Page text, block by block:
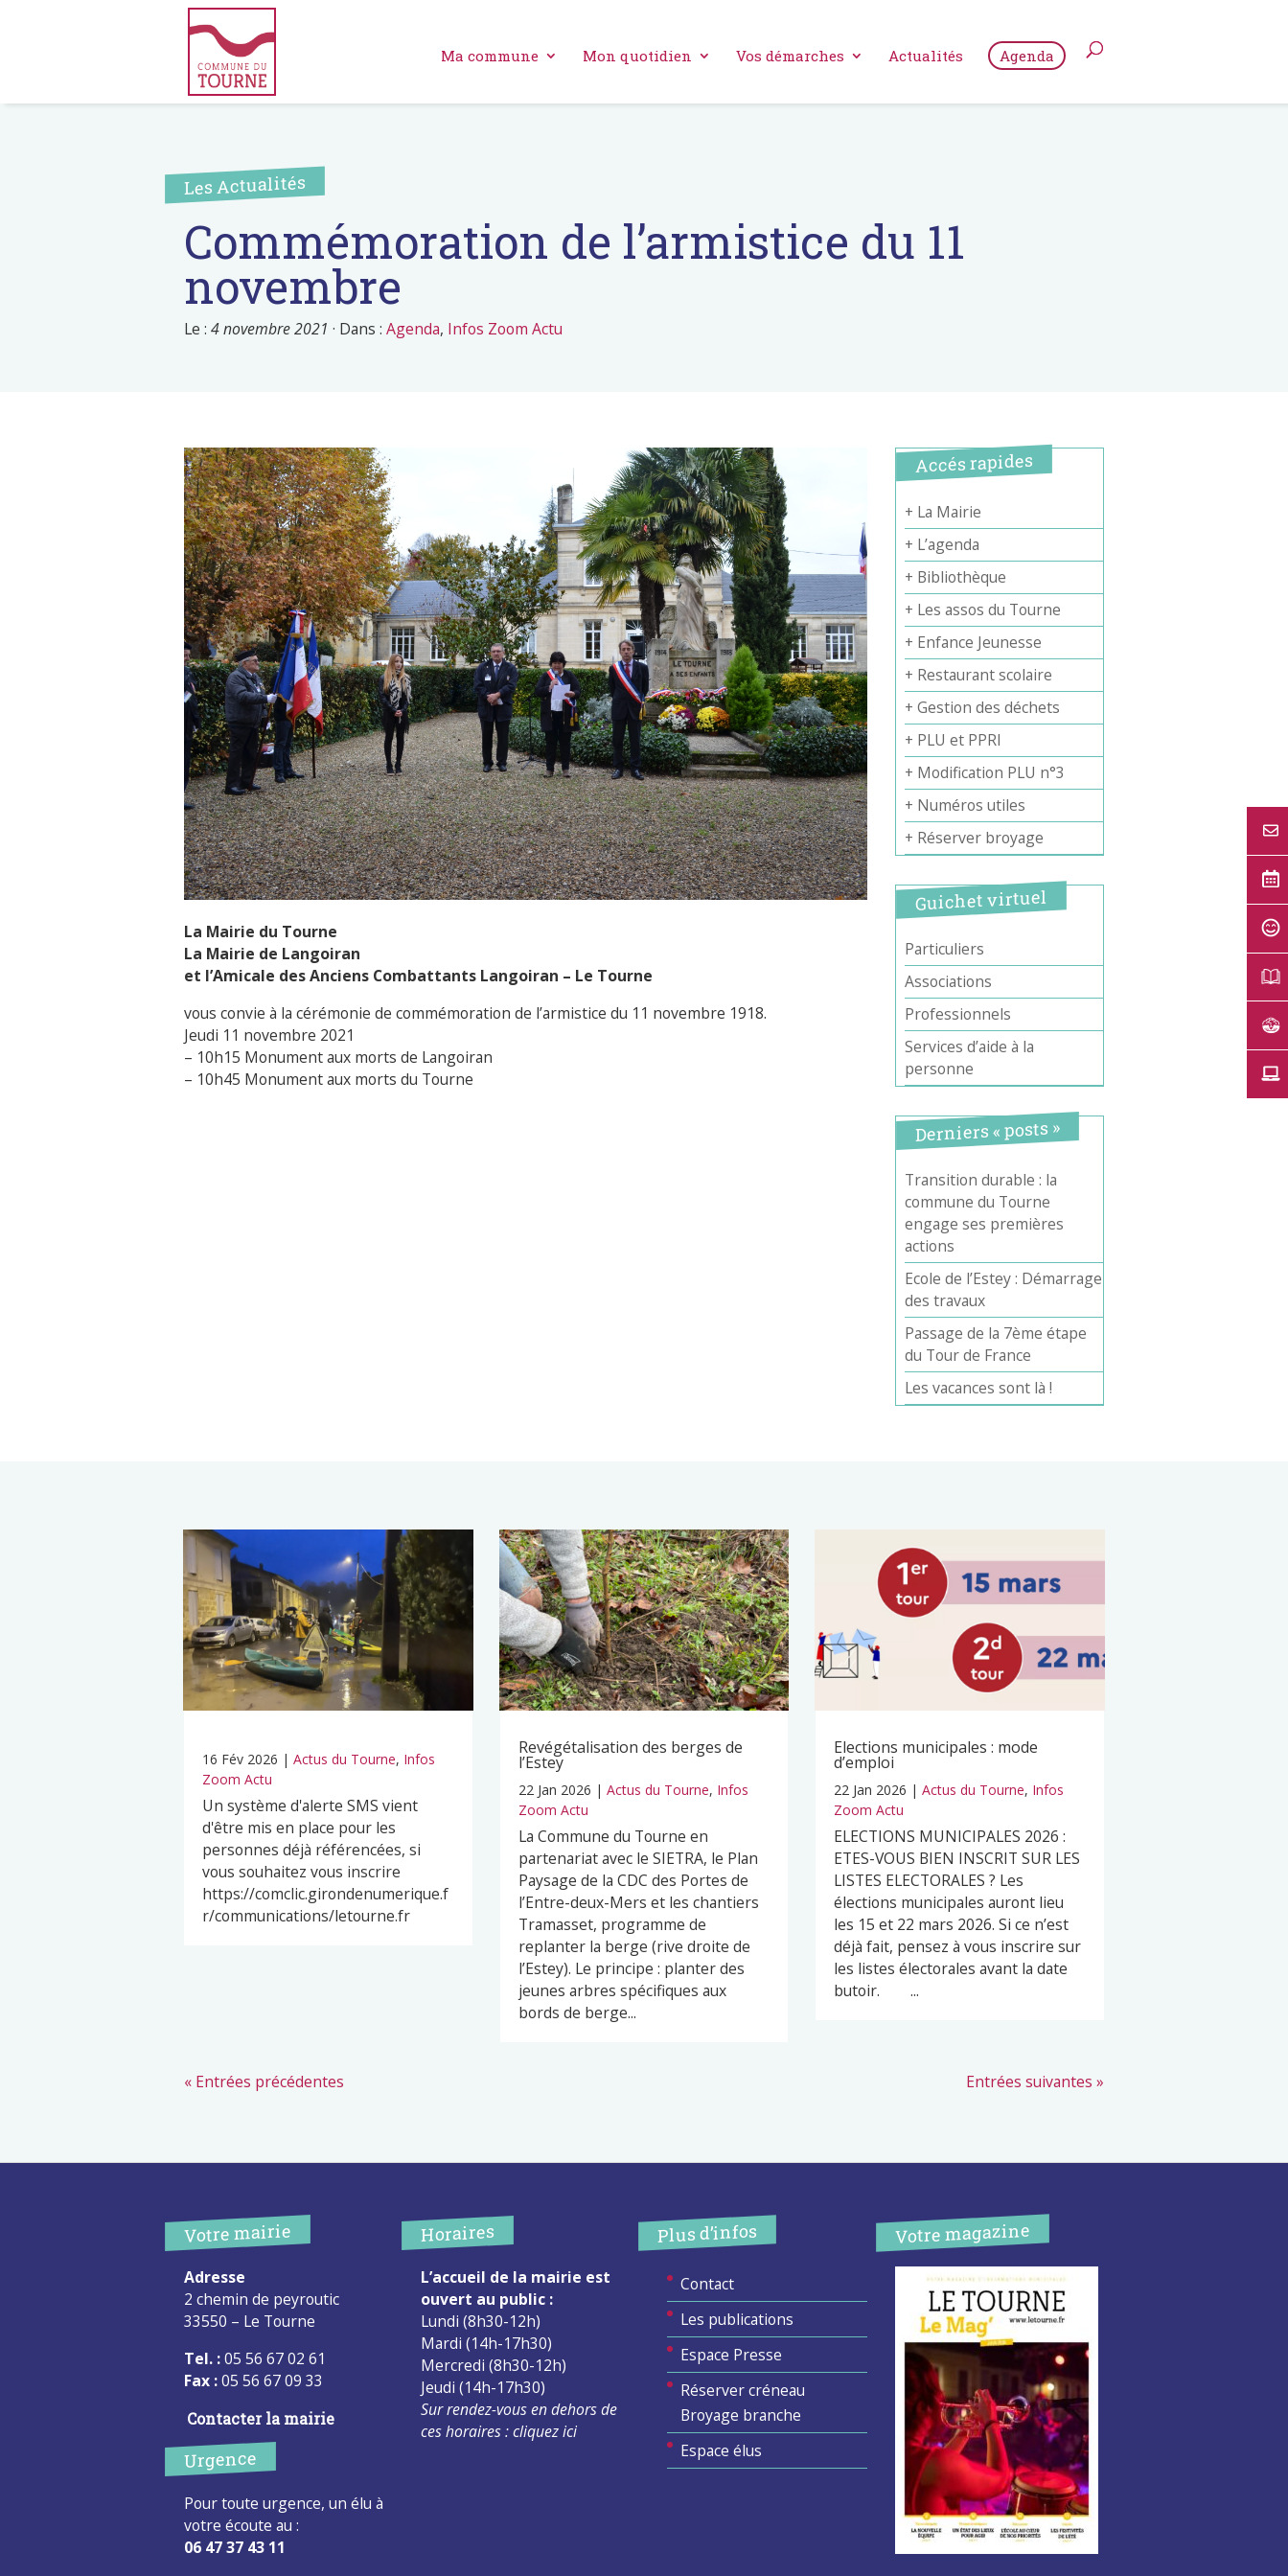
Ma commune Mon quotidien Vos démarches Actualités Agenda
Les Actualités
Commémoration de l’armistice du 11
novembre
Le : 4 novembre 2021 · Dans : Agenda, Infos Zoom Actu
La Mairie du Tourne
La Mairie de Langoiran
et l’Amicale des Anciens Combattants Langoiran – Le Tourne
vous convie à la cérémonie de commémoration de l’armistice du 11 novembre 1918.
Jeudi 11 novembre 2021
– 10h15 Monument aux morts de Langoiran
– 10h45 Monument aux morts du Tourne
Accés rapides
+ La Mairie
+ L’agenda
+ Bibliothèque
+ Les assos du Tourne
+ Enfance Jeunesse
+ Restaurant scolaire
+ Gestion des déchets
+ PLU et PPRI
+ Modification PLU n°3
+ Numéros utiles
+ Réserver broyage
Guichet virtuel
Particuliers
Associations
Professionnels
Services d’aide à la
personne
Derniers « posts »
Transition durable : la
commune du Tourne
engage ses premières
actions
Ecole de l’Estey : Démarrage
des travaux
Passage de la 7ème étape
du Tour de France
Les vacances sont là !
16 Fév 2026 | Actus du Tourne, Infos
Zoom Actu
Un système d'alerte SMS vient
d'être mis en place pour les
personnes déjà référencées, si
vous souhaitez vous inscrire
https://comclic.girondenumerique.f
r/communications/letourne.fr
Revégétalisation des berges de
l’Estey
22 Jan 2026 | Actus du Tourne, Infos
Zoom Actu
La Commune du Tourne en
partenariat avec le SIETRA, le Plan
Paysage de la CDC des Portes de
l’Entre-deux-Mers et les chantiers
Tramasset, programme de
replanter la berge (rive droite de
l’Estey). Le principe : planter des
jeunes arbres spécifiques aux
bords de berge...
Elections municipales : mode
d’emploi
22 Jan 2026 |Actus du Tourne, Infos
Zoom Actu
ELECTIONS MUNICIPALES 2026 :
ETES-VOUS BIEN INSCRIT SUR LES
LISTES ELECTORALES ? Les
élections municipales auront lieu
les 15 et 22 mars 2026. Si ce n’est
déjà fait, pensez à vous inscrire sur
les listes électorales avant la date
butoir. ...
« Entrées précédentes Entrées suivantes »
Votre mairie
Adresse
2 chemin de peyroutic
33550 – Le Tourne
Tel. :05 56 67 02 61
Fax :05 56 67 09 33
Contacter la mairie
Urgence
Pour toute urgence, un élu à
votre écoute au :
06 47 37 43 11
Horaires
L’accueil de la mairie est
ouvert au public :
Lundi (8h30-12h)
Mardi (14h-17h30)
Mercredi (8h30-12h)
Jeudi (14h-17h30)
Sur rendez-vous en dehors de
ces horaires :cliquez ici
Plus d’infos
Contact
Les publications
Espace Presse
Réserver créneau
Broyage branche
Espace élus
Votre magazine